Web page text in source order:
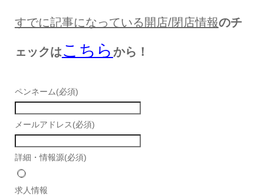
すでに記事になっている開店/閉店情報のチ
ェックはこちら から！
ペンネーム(必須)
メールアドレス(必須)
詳細・情報源(必須)
求人情報